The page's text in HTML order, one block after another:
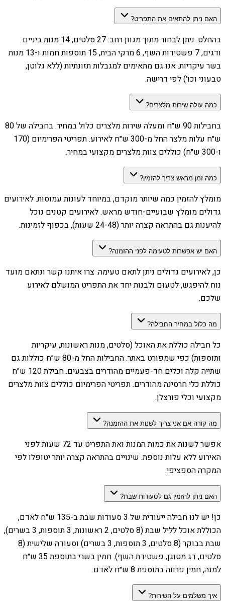
האם ניתן להתאים את התפריט?
בהחלט. ניתן לבחור מתוך מגוון רחב: 27 סלטים, 14 מנות ביניים
ודגים, 7 פשטידות השף, 6 מרקי הבית, 15 תוספות חמות ו-13 מנות
בשר עיקריות. אנו גם מתאימים למגבלות תזונתיות (ללא גלוטן,
טבעוני וכו׳) לפי דרישה.
כמה עולה שירות מלצרים?
בחבילות 90 ש״ח ומעלה שירות מלצרים כלול במחיר. בחבילה של 80
ש״ח עלות מלצר החל מ-300 ש״ח לאירוע. תפריטי הפרימיום (170
ו-300 ש״ח) כוללים צוות מלצרים מקצועי במחיר.
כמה זמן מראש צריך להזמין?
מומלץ להזמין כמה שיותר מוקדם, במיוחד לעונות עמוסות. לאירועים
גדולים מומלץ שבועיים-חודש מראש. לאירועים קטנים נוכל
להיענות גם בהתראה קצרה יותר (24-48 שעות), בכפוף לזמינות.
האם יש אפשרות לטעימה לפני ההזמנה?
כן, לאירועים גדולים ניתן לתאם טעימה. צרו איתנו קשר ונתאם מועד
נוח להיפגש, לטעום ולבנות יחד את התפריט המושלם לאירוע
שלכם.
מה כלול במחיר החבילה?
כל חבילה כוללת את האוכל (סלטים, מנות ראשונות, עיקריות
ותוספות) כפי שמפורט באתר. החבילות החל מ-80 ש״ח כוללות גם
שתייה קלה וכלים חד-פעמיים מהודרים בצבעים. חבילת 120 ש״ח
כוללת כלי חרסינה מהודרים. תפריטי הפרימיום כוללים צוות מלצרים
מקצועי וכלי פורצלן.
מה קורה אם אני צריך לשנות את ההזמנה?
אפשר לשנות את כמות המנות ואת התפריט עד 72 שעות לפני
האירוע ללא עלות נוספת. שינויים בהתראה קצרה יותר יטופלו לפי
המקרה הספציפי.
האם ניתן להזמין גם לסעודות שבת?
כן! יש לנו חבילה ייעודית של 3 סעודות שבת ב-135 ש״ח לאדם,
הכוללת אוכל לליל שבת (8 סלטים, 2 ראשונות, 3 תוספות, 3 בשרים),
שבת בבוקר (8 סלטים, 3 תוספות, 3 בשרים) וסעודה שלישית (8
סלטים, דג מטוגן, פשטידת השף). חמין בשרי בתוספת 35 ש״ח
למנה, חמין פרווה בתוספת 8 ש״ח לאדם.
איך משלמים על השירות?